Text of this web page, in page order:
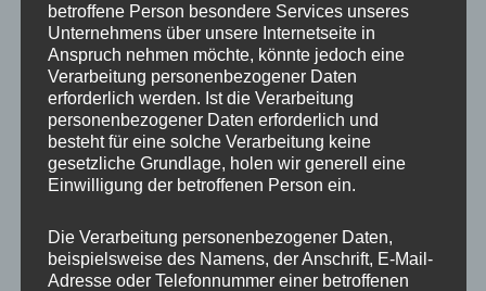
https://jr-
wheels.com/certyfikaty/2023/06/30/806/58/63615503-
120-5-72-35.pdf
Ähnliche Produkte
Sale!
Sale!
war:
450,00 €360,00 €.
betroffene Person besondere Services unseres
Unternehmens über unsere Internetseite in
Anspruch nehmen möchte, könnte jedoch eine
Verarbeitung personenbezogener Daten
erforderlich werden. Ist die Verarbeitung
personenbezogener Daten erforderlich und
besteht für eine solche Verarbeitung keine
gesetzliche Grundlage, holen wir generell eine
Einwilligung der betroffenen Person ein.
Die Verarbeitung personenbezogener Daten,
beispielsweise des Namens, der Anschrift, E-Mail-
Adresse oder Telefonnummer einer betroffenen